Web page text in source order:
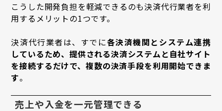
こうした開発負担を軽減できるのも決済代行業者を利
用するメリットの1つです。
決済代行業者は、すでに各決済機関とシステム連携
しているため、提供される決済システムと自社サイト
を接続するだけで、複数の決済手段を利用開始できま
す。
売上や入金を一元管理できる